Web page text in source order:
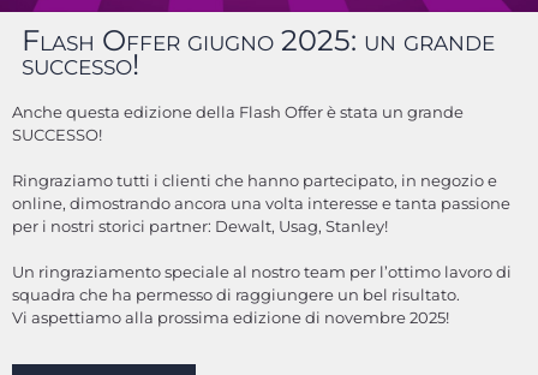
Flash Offer giugno 2025: un grande
successo!
Anche questa edizione della Flash Offer è stata un grande
SUCCESSO!
Ringraziamo tutti i clienti che hanno partecipato, in negozio e
online, dimostrando ancora una volta interesse e tanta passione
per i nostri storici partner: Dewalt, Usag, Stanley!
Un ringraziamento speciale al nostro team per l’ottimo lavoro di
squadra che ha permesso di raggiungere un bel risultato.
Vi aspettiamo alla prossima edizione di novembre 2025!